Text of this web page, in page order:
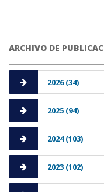
ARCHIVO DE
2026 (34)
2025 (94)
2024 (103)
2023 (102)